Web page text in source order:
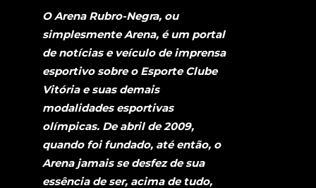
O Arena Rubro-Negra, ou
simplesmente Arena, é um portal
de notícias e veículo de imprensa
esportivo sobre o Esporte Clube
Vitória e suas demais
modalidades esportivas
olímpicas. De abril de 2009,
quando foi fundado, até então, o
Arena jamais se desfez de sua
essência de ser, acima de tudo,